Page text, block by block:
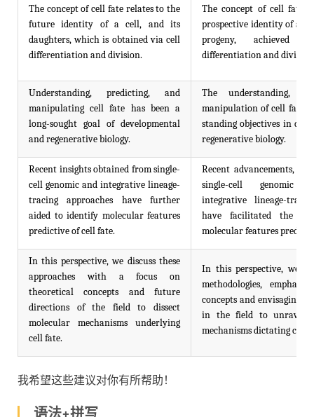
The concept of cell fate relates to the
future identity of a cell, and its
daughters, which is obtained via cell
differentiation and division.
The concept of cell fate
prospective identity of a
progeny, achieved
differentiation and
Understanding, predicting, and
manipulating cell fate has been a
long-sought goal of developmental
and regenerative biology.
The understanding,
manipulation of cell fate
standing objectives in
regenerative biology.
Recent insights obtained from single-
cell genomic and integrative lineage-
tracing approaches have further
aided to identify molecular features
predictive of cell fate.
Recent advancements,
single-cell genomic
integrative lineage-
have facilitated the
molecular features
In this perspective, we discuss these
approaches with a focus on
theoretical concepts and future
directions of the field to dissect
molecular mechanisms underlying
cell fate.
In this perspective, we
methodologies,
concepts and envisaging
in the field to unravel
mechanisms dictating cell
我希望这些建议对你有所帮助！